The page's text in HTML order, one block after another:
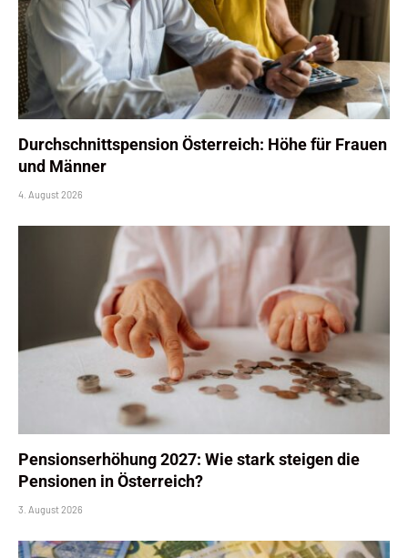
Durchschnittspension Österreich: Höhe für Frauen
und Männer
4. August 2026
Pensionserhöhung 2027: Wie stark steigen die
Pensionen in Österreich?
3. August 2026